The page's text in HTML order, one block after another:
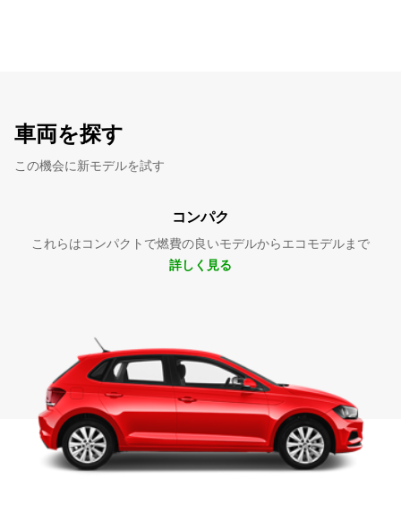
車両を探す
この機会に新モデルを試す
コンパク
これらはコンパクトで燃費の良いモデルからエコモデルまで
詳しく見る